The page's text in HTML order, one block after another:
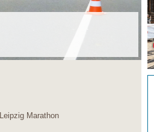
Marathon